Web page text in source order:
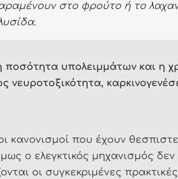
στο φρούτο ή το
ποσότητα υπολειμμάτων και η
νευροτοξικότητα,
κανονισμοί που έχουν
ο ελεγκτικός μηχανισμός
οι συγκεκριμένες